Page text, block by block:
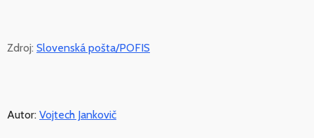
Zdroj: Slovenská pošta/POFIS
Autor: Vojtech Jankovič